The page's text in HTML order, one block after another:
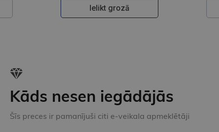
Ielikt grozā
Kāds nesen iegādājās
Šīs preces ir pamanījuši citi e-veikala apmeklētāji